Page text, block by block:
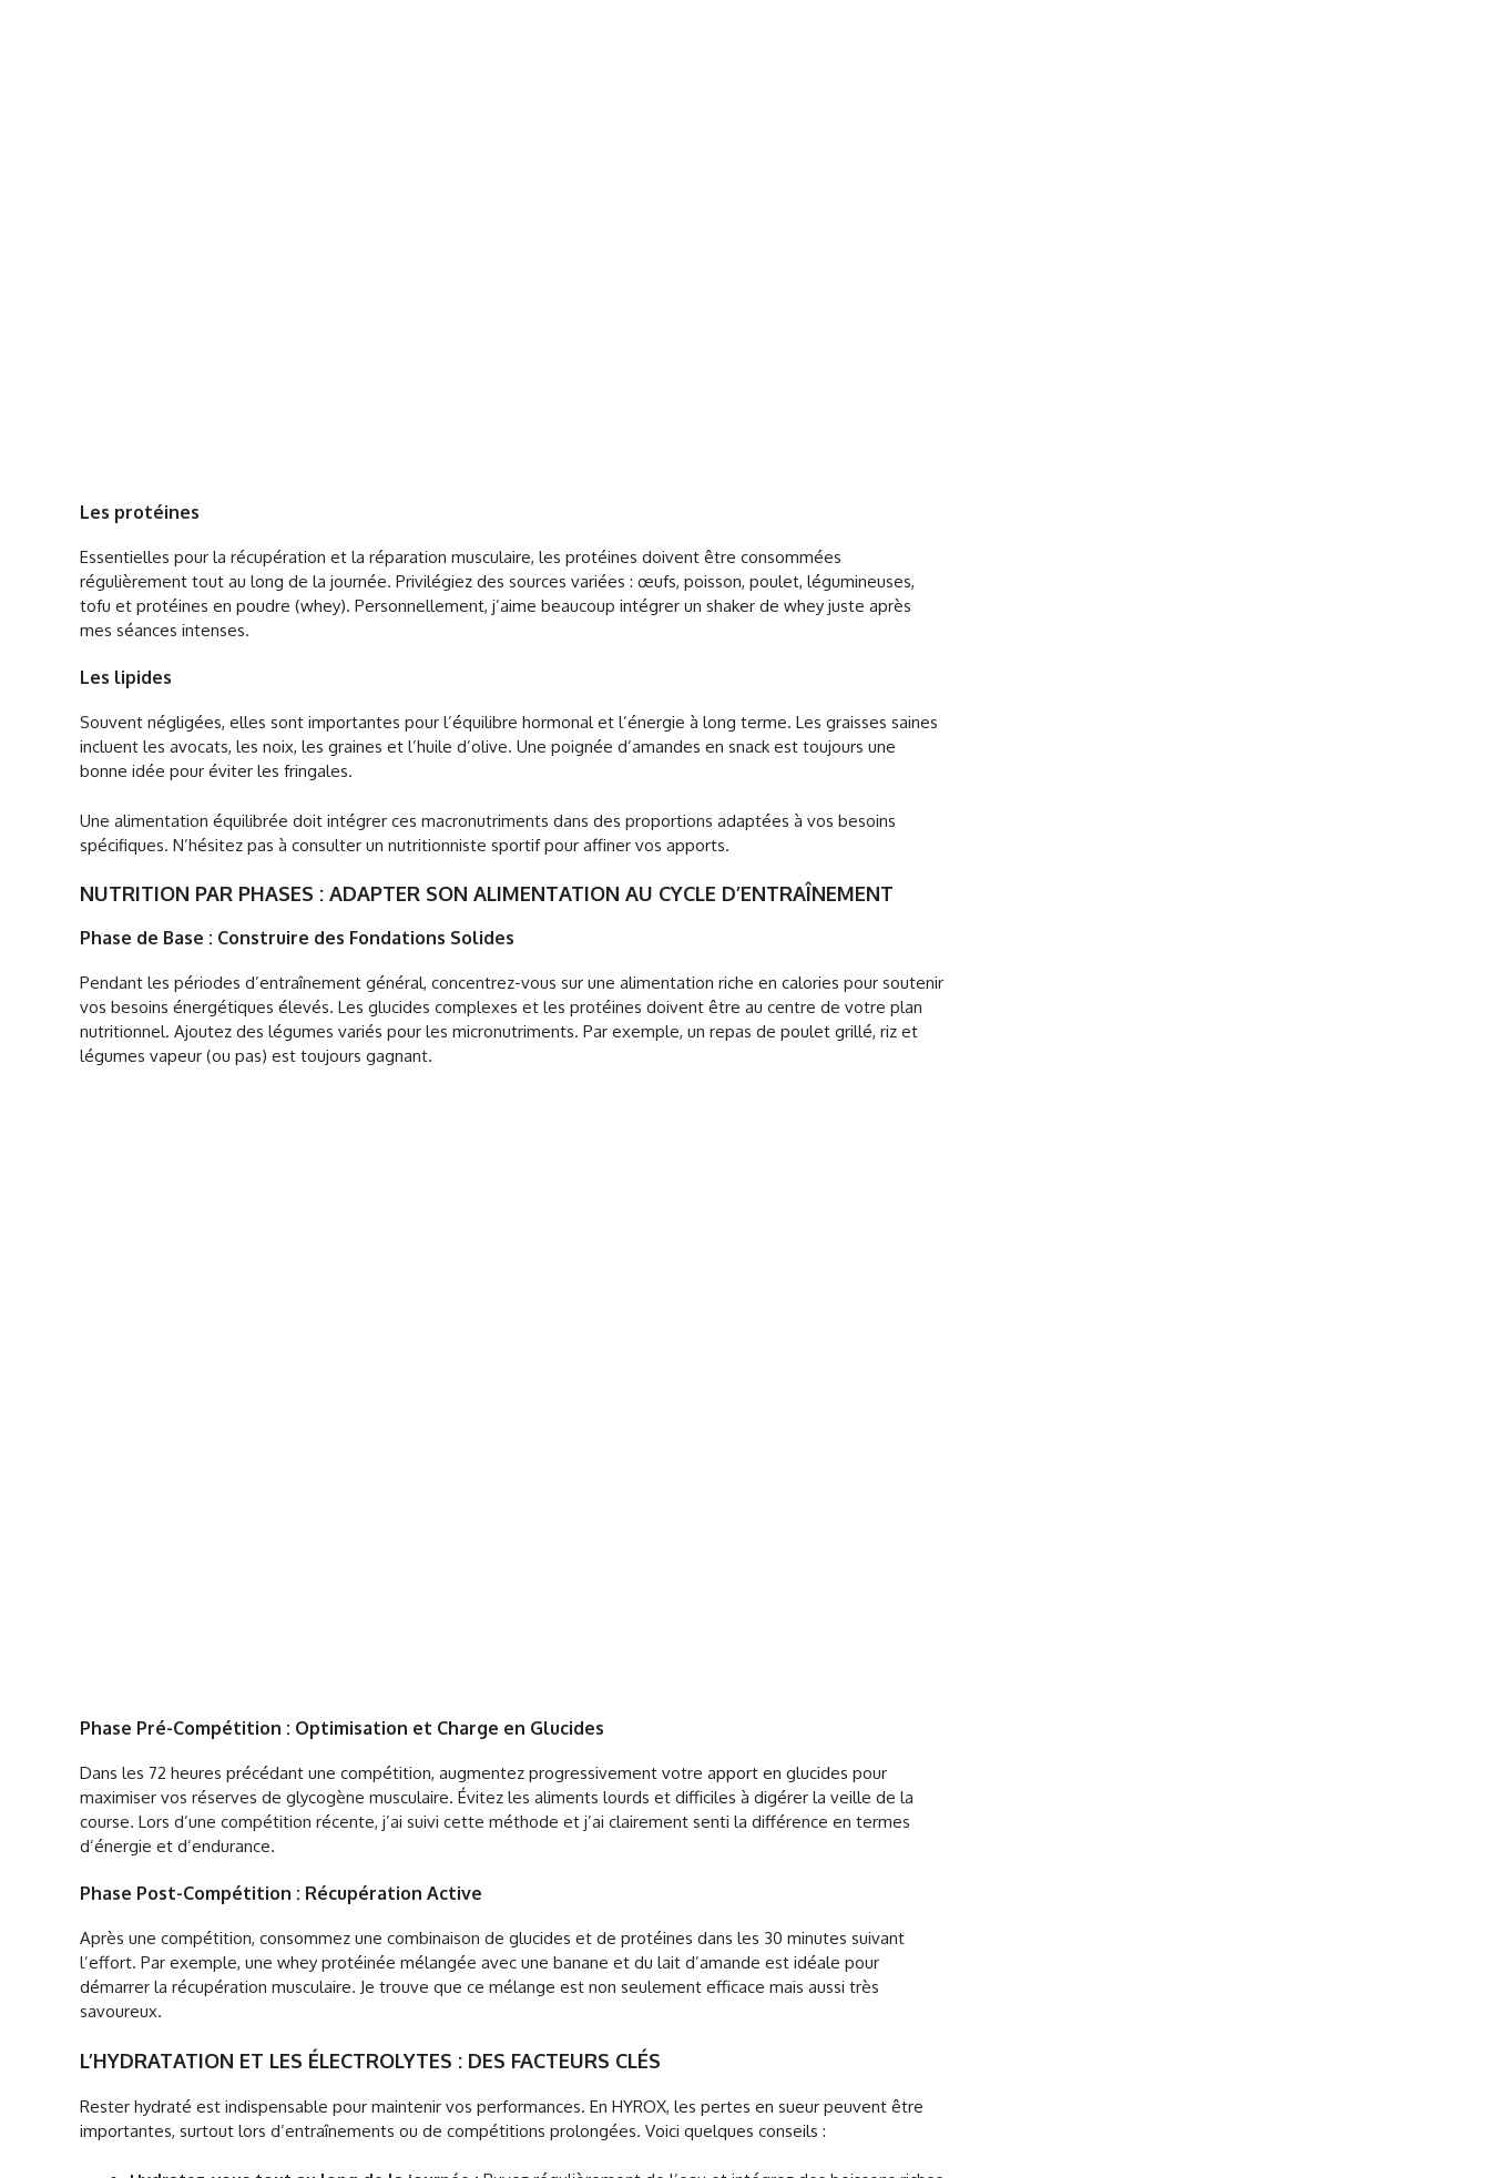
Les protéines
Essentielles pour la récupération et la réparation musculaire, les protéines doivent être consommées
régulièrement tout au long de la journée. Privilégiez des sources variées : œufs, poisson, poulet, légumineuses,
tofu et protéines en poudre (whey). Personnellement, j’aime beaucoup intégrer un shaker de whey juste après
mes séances intenses.
Les lipides
Souvent négligées, elles sont importantes pour l’équilibre hormonal et l’énergie à long terme. Les graisses saines
incluent les avocats, les noix, les graines et l’huile d’olive. Une poignée d’amandes en snack est toujours une
bonne idée pour éviter les fringales.
Une alimentation équilibrée doit intégrer ces macronutriments dans des proportions adaptées à vos besoins
spécifiques. N’hésitez pas à consulter un nutritionniste sportif pour affiner vos apports.
NUTRITION PAR PHASES : ADAPTER SON ALIMENTATION AU CYCLE D’ENTRAÎNEMENT
Phase de Base : Construire des Fondations Solides
Pendant les périodes d’entraînement général, concentrez-vous sur une alimentation riche en calories pour soutenir
vos besoins énergétiques élevés. Les glucides complexes et les protéines doivent être au centre de votre plan
nutritionnel. Ajoutez des légumes variés pour les micronutriments. Par exemple, un repas de poulet grillé, riz et
légumes vapeur (ou pas) est toujours gagnant.
Phase Pré-Compétition : Optimisation et Charge en Glucides
Dans les 72 heures précédant une compétition, augmentez progressivement votre apport en glucides pour
maximiser vos réserves de glycogène musculaire. Évitez les aliments lourds et difficiles à digérer la veille de la
course. Lors d’une compétition récente, j’ai suivi cette méthode et j’ai clairement senti la différence en termes
d’énergie et d’endurance.
Phase Post-Compétition : Récupération Active
Après une compétition, consommez une combinaison de glucides et de protéines dans les 30 minutes suivant
l’effort. Par exemple, une whey protéinée mélangée avec une banane et du lait d’amande est idéale pour
démarrer la récupération musculaire. Je trouve que ce mélange est non seulement efficace mais aussi très
savoureux.
L’HYDRATATION ET LES ÉLECTROLYTES : DES FACTEURS CLÉS
Rester hydraté est indispensable pour maintenir vos performances. En HYROX, les pertes en sueur peuvent être
importantes, surtout lors d’entraînements ou de compétitions prolongées. Voici quelques conseils :